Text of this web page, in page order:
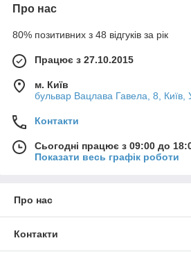
Про нас
80% позитивних з 48 відгуків за рік
Працює з 27.10.2015
м. Київ
бульвар Вацлава Гавела, 8, Київ,
Контакти
Сьогодні працює з 09:00 до
Показати весь графік роботи
Про нас
Контакти